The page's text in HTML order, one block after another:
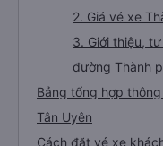
2. Giá vé xe
3. Giới thiệu,
đường Thành
Bảng tổng hợp
Tân Uyên
Cách đặt vé xe